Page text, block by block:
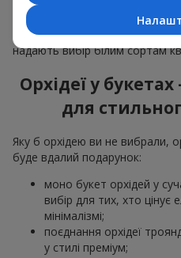
Для романтики обирають
в рожевих та фіолетових
надають вибір білим сортам
Орхідеї у
для
Яку б орхідею ви не вибрали,
буде вдалий подарунок:
моно букет орхідей у
вибір для тих, хто цінує
мінімалізмі;
поєднання орхідеї
у стилі преміум;